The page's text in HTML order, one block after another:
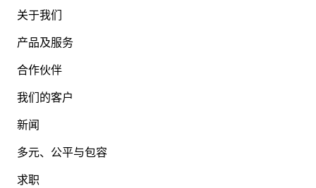
关于我们
产品及服务
合作伙伴
我们的客户
新闻
多元、公平与包容
求职